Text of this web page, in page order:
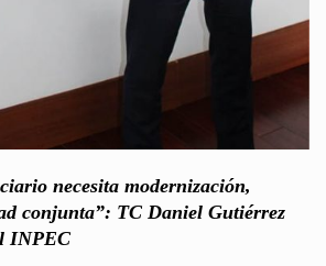
necesita modernización,
conjunta”: TC Daniel Gutiérrez
INPEC